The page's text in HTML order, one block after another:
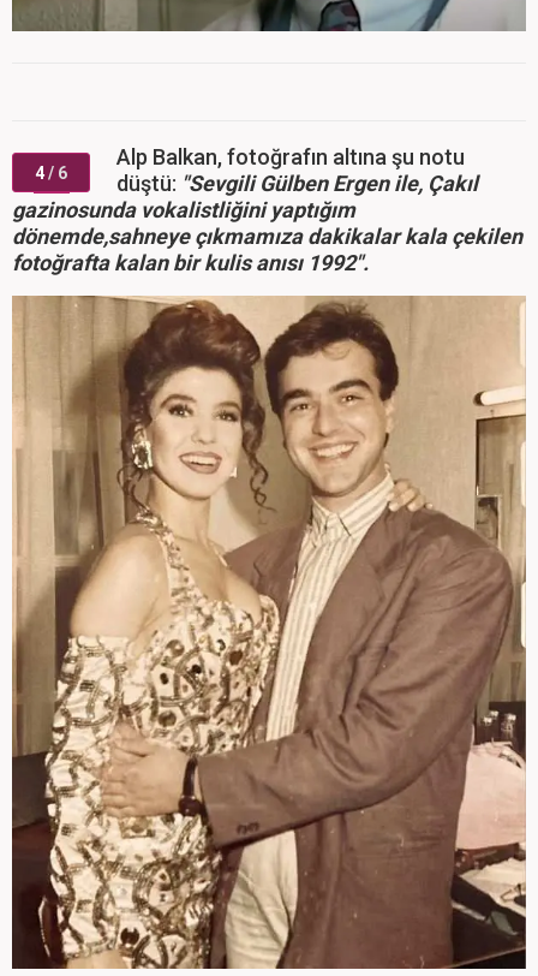
4/ 6
Alp Balkan, fotoğrafın altına şu notu
düştü: "Sevgili Gülben Ergen ile, Çakıl
gazinosunda vokalistliğini yaptığım
dönemde,sahneye çıkmamıza dakikalar kala çekilen
fotoğrafta kalan bir kulis anısı 1992".